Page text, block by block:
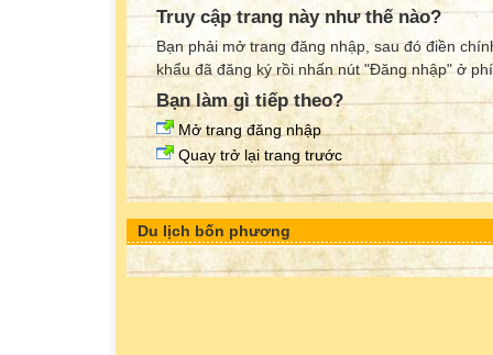
Truy cập trang này như thế nào?
Bạn phải mở trang đăng nhập, sau đó điền
khẩu đã đăng ký rồi nhấn nút "Đăng nhập" ở
Bạn làm gì tiếp theo?
Mở trang đăng nhập
Quay trở lại trang trước
Du lịch bốn phương